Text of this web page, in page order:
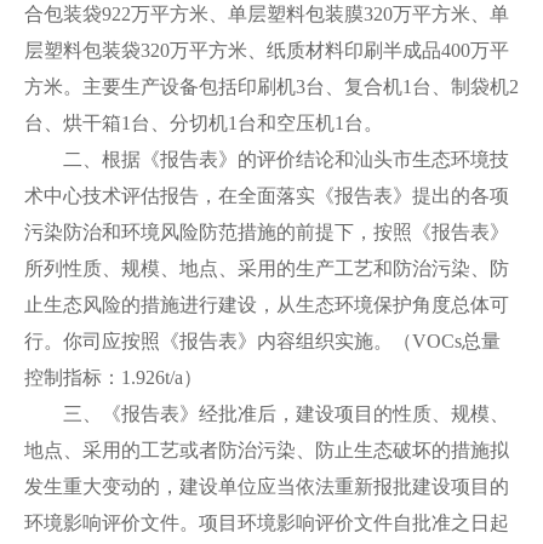
合包装袋922万平方米、单层塑料包装膜320万平方米、单
层塑料包装袋320万平方米、纸质材料印刷半成品400万平
方米。主要生产设备包括印刷机3台、复合机1台、制袋机2
台、烘干箱1台、分切机1台和空压机1台。
二、根据《报告表》的评价结论和汕头市生态环境技
术中心技术评估报告，在全面落实《报告表》提出的各项
污染防治和环境风险防范措施的前提下，按照《报告表》
所列性质、规模、地点、采用的生产工艺和防治污染、防
止生态风险的措施进行建设，从生态环境保护角度总体可
行。你司应按照《报告表》内容组织实施。（VOCs总量
控制指标：1.926t/a）
三、《报告表》经批准后，建设项目的性质、规模、
地点、采用的工艺或者防治污染、防止生态破坏的措施拟
发生重大变动的，建设单位应当依法重新报批建设项目的
环境影响评价文件。项目环境影响评价文件自批准之日起